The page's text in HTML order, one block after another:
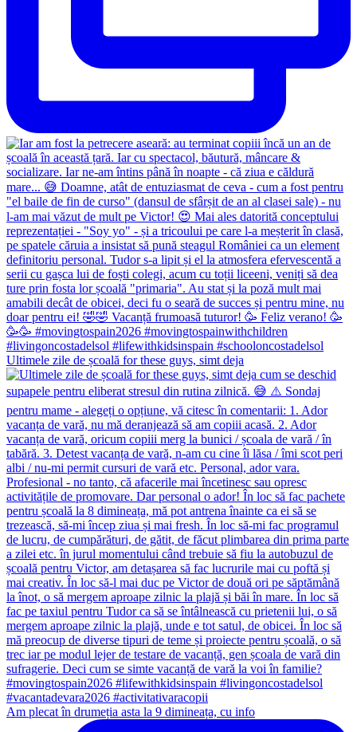
Ultimele zile de școală for these guys, simt deja
Am plecat în drumeția asta la 9 dimineața, cu info